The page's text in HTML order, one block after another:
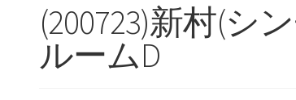
(200723)新村(シ
ルームD